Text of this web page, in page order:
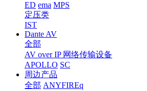
ED ema MPS
定压类
IST
Dante AV
全部
AV over IP 网络传输设备
APOLLO SC
周边产品
全部 ANYFIREq